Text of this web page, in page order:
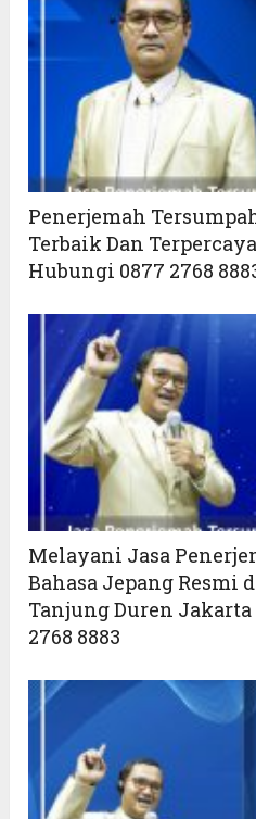
Penerjemah
Terbaik Dan
Hubungi 0877 2768
Melayani Jasa
Bahasa Jepang Resmi
Tanjung Duren
2768 8883